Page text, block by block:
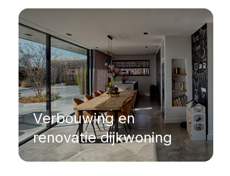
Verbouwing en
renovatie dijkwoning